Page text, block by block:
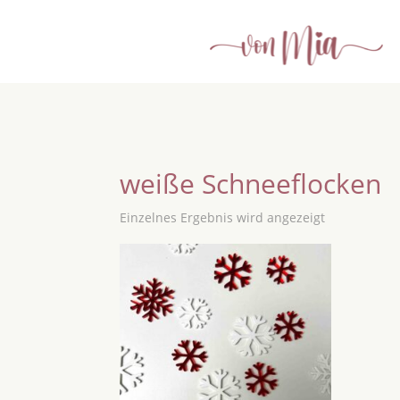
weiße Schneeflocken
Einzelnes Ergebnis wird angezeigt